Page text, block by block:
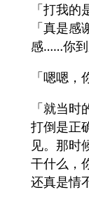
「打我
「真是
感……你到
「嗯嗯
「就当
打倒是正
见。那时
干什么，
还真是情